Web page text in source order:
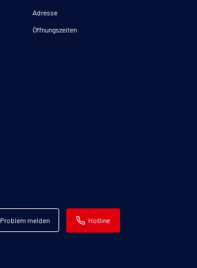
Adresse
Öffnungszeiten
Problem melden Hotline